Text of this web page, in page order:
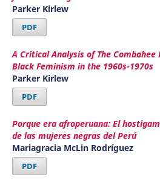
Parker Kirlew
PDF
A Critical Analysis of The
Black Feminism in the 1960s-1970s
Parker Kirlew
PDF
Porque era afroperuana: El
de las mujeres negras del Perú
Mariagracia McLin Rodríguez
PDF